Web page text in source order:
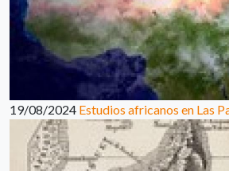
19/08/2024 Estudios africanos en Las